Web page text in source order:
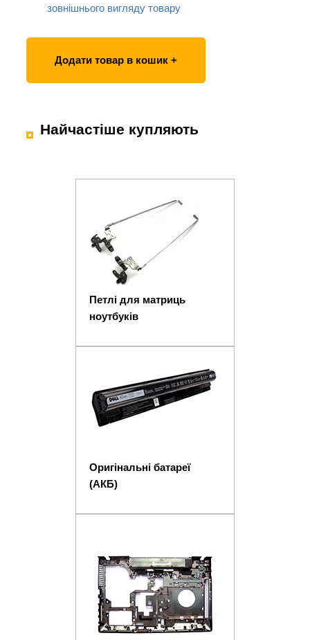
зовнішнього вигляду товару
Додати товар в кошик +
Найчастіше купляють
Петлі для матриць
ноутбуків
Оригінальні батареї
(АКБ)